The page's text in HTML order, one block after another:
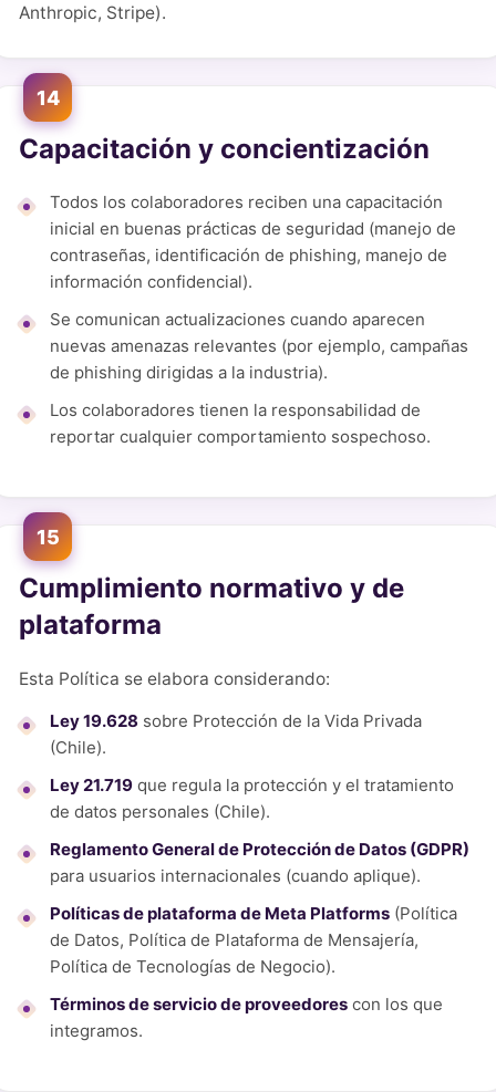
Anthropic, Stripe).
14
Capacitación y concientización
Todos los colaboradores reciben una capacitación
inicial en buenas prácticas de seguridad (manejo de
contraseñas, identificación de phishing, manejo de
información confidencial).
Se comunican actualizaciones cuando aparecen
nuevas amenazas relevantes (por ejemplo, campañas
de phishing dirigidas a la industria).
Los colaboradores tienen la responsabilidad de
reportar cualquier comportamiento sospechoso.
15
Cumplimiento normativo y de
plataforma
Esta Política se elabora considerando:
Ley 19.628 sobre Protección de la Vida Privada
(Chile).
Ley 21.719 que regula la protección y el tratamiento
de datos personales (Chile).
Reglamento General de Protección de Datos (GDPR)
para usuarios internacionales (cuando aplique).
Políticas de plataforma de Meta Platforms (Política
de Datos, Política de Plataforma de Mensajería,
Política de Tecnologías de Negocio).
Términos de servicio de proveedores con los que
integramos.